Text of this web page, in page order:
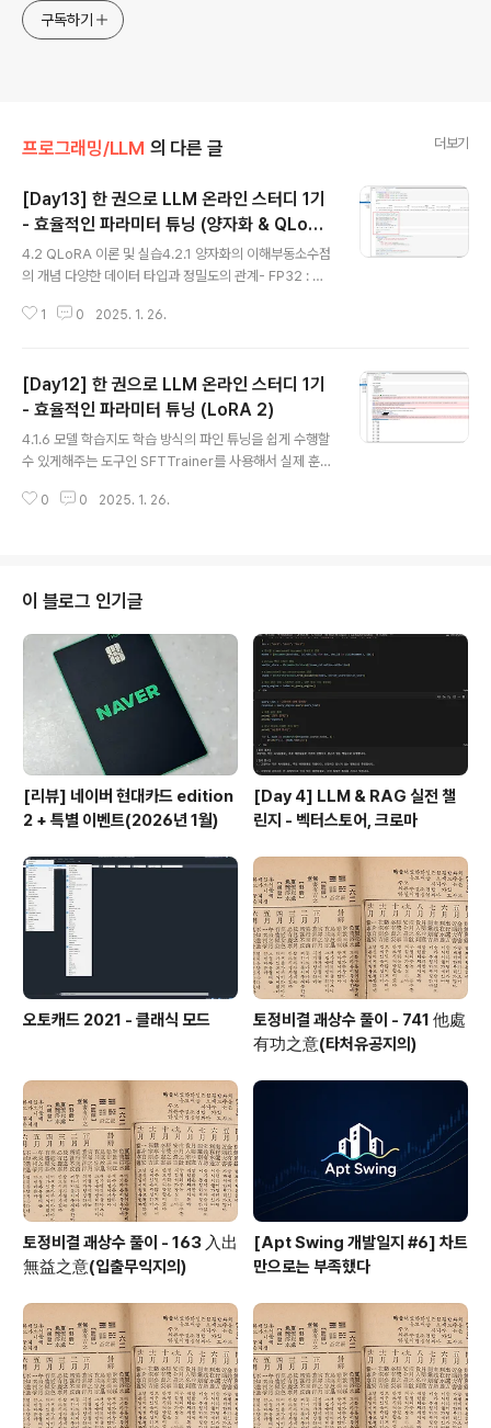
구독하기
프로그래밍/LLM 의 다른 글 더보기
[Day13] 한 권으로 LLM 온라인 스터디 1기
- 효율적인 파라미터 튜닝 (양자화 & QLoR
A)
4.2 QLoRA 이론 및 실습4.2.1 양자화의 이해부동소수점
의 개념 다양한 데이터 타입과 정밀도의 관계- FP32 : 실
며 32비트(4바이트) 사용, 매우 넓은 범위의 숫자 표현 가
셋을 다룰 때 제한요소가 될 수 있음. - FP16 : 반정밀도라
고도 불리는 숫자 표현 방식, 16비트 사용, FP32 보다 정
밀도 낮고 표현할 수 있는 값의 범위가 좁다, 메모리 사용량
이 적고 계산 효율성이 높음, 같은 메모리 공간에 더 많은
데이터를 저장할 수 있고 연산 속도도 빨라서대규모 머신
러닝 모델 훈련이나 추론 과정에 자주 사용됨, 정밀도가 ..
1 0 2025. 1. 26.
[Day12] 한 권으로 LLM 온라인 스터디 1기
- 효율적인 파라미터 튜닝 (LoRA 2)
4.1.6 모델 학습지도 학습 방식의 파인 튜닝을 쉽게 수행할
수 있게해주는 도구인 SFTTrainer를 사용해서 실제 훈련
이용한 테스트- generate 함수를 직접 사용- AutoMod
pipeline를 이용한 테스트- 허깅페이스에서 제공하는 편
리한 기능 → 모델 사용 과정을 간소화- 모델 로딩, 토크나
이징, 텍스트 생성, 디코딩 등의 과정을 한 번에 처리- 내부
적으로 필요한 전처리와 후처리과정을 자동으로 수행 4.1.
8 모델 성능을 OpenAI로 평가하..
0 0 2025. 1. 26.
이 블로그 인기글
[리뷰] 네이버 현대카드 edition
2 + 특별 이벤트(2026년 1월)
[Day 4] LLM & RAG 실전 챌
린지 - 벡터스토어, 크로마
오토캐드 2021 - 클래식 모드
토정비결 괘상수 풀이 - 741 他處
有功之意(타처유공지의)
토정비결 괘상수 풀이 - 163 入出
無益之意(입출무익지의)
[Apt Swing 개발일지 #6] 차트
만으로는 부족했다